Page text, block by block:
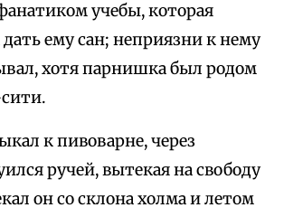
учебы, которая
ему сан; неприязни к нему
хотя парнишка был родом
к пивоварне, через
ручей, вытекая на свободу
он со склона холма и летом